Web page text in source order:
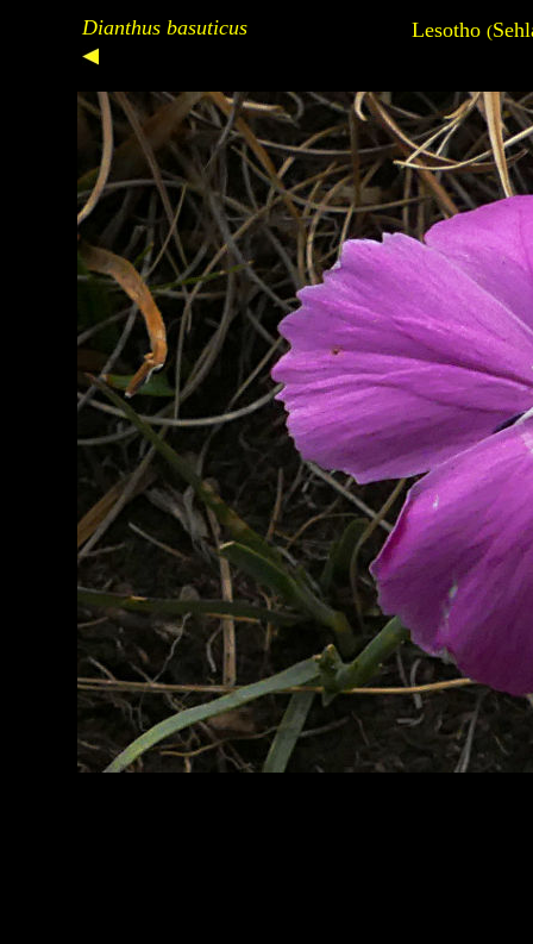
Dianthus basuticus Lesotho (